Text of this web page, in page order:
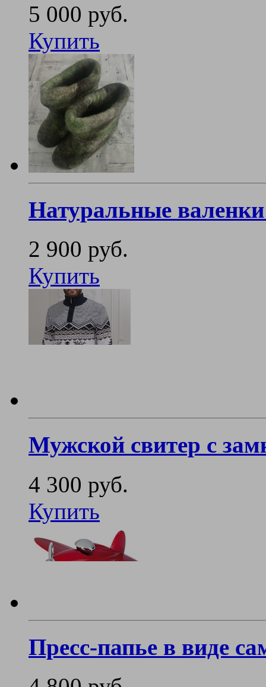
5 000 руб.
Купить
Натуральные
2 900 руб.
Купить
Мужской свитер с
4 300 руб.
Купить
Пресс-папье в виде